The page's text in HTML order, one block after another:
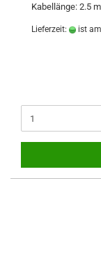
Kabellänge: 2.5 m
Lieferzeit: ist